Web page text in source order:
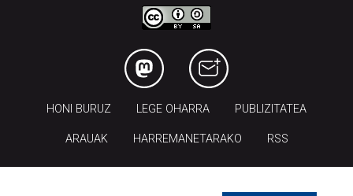
HONI BURUZ LEGE OHARRA PUBLIZITATEA
ARAUAK HARREMANETARAKO RSS